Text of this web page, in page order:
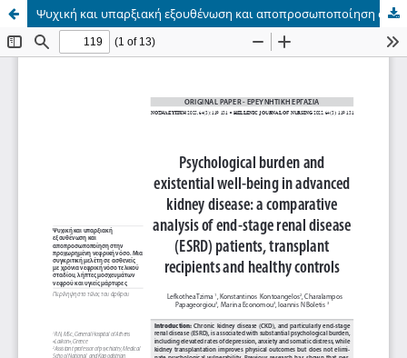
Ψυχική και υπαρξιακή εξουθένωση και αποπροσωποποίηση στην προχωρημένη νεφρική νόσο. Μια συγκριτική μελέτη σε ασθενείς με χρόνια νεφρική νόσο τελικού σταδίου, λήπτες μοσχευμάτων νεφρού και υγιείς μάρτυρες